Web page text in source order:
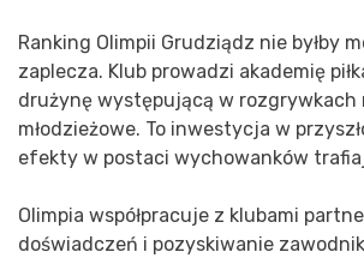
Ranking Olimpii Grudziądz nie byłby
zaplecza. Klub prowadzi akademię
drużynę występującą w rozgrywkach
młodzieżowe. To inwestycja w
efekty w postaci wychowanków
Olimpia współpracuje z klubami
doświadczeń i pozyskiwanie